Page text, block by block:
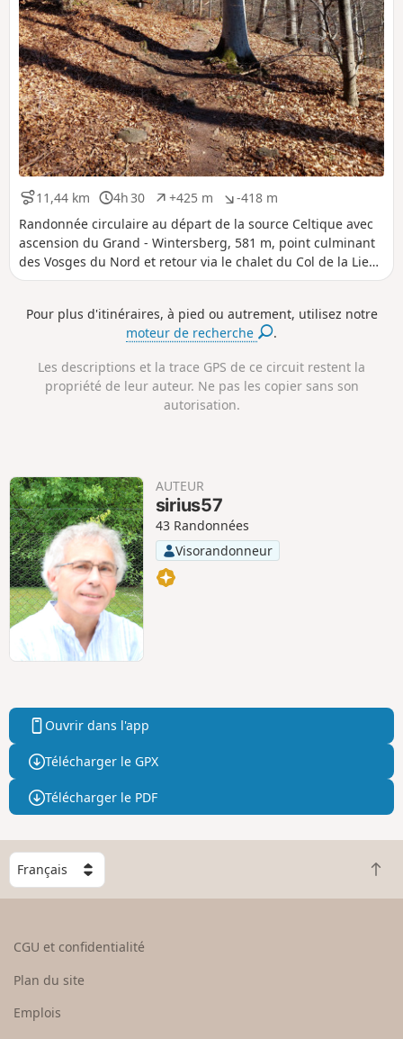
11,44 km
D
i
s
t
a
n
4h 30
D
u
r
é
e
+425 m
D
é
n
i
v
e
é
p
s
i
-418 m
D
é
n
i
v
e
é
n
g
a
t
i
Randonnée circulaire au départ de la source Celtique avec
ascension du Grand - Wintersberg, 581 m, point culminant
des Vosges du Nord et retour via le chalet du Col de la Liese
(appartenant au Club Vosgien et l'abri du Heidenkopf.
Pour plus d'itinéraires, à pied ou autrement, utilisez notre
moteur de recherche
.
Les descriptions et la trace GPS de ce circuit restent la
propriété de leur auteur. Ne pas les copier sans son
autorisation.
AUTEUR
sirius57
43 Randonnées
Visorandonneur
Ouvrir dans l'app
Télécharger le GPX
Télécharger le PDF
C
h
o
e
R
e
CGU et confidentialité
Plan du site
Emplois